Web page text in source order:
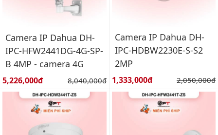
Camera IP Dahua DH-
IPC-HFW2441DG-4G-SP-
B 4MP - camera 4G
Giá bán:
5,226,000đ Giá gốc:
8,040,000đ
Camera IP Dahua DH-
IPC-HDBW2230E-S-S2
2MP
Giá bán:
1,333,000đ Giá gốc:
2,050,000đ